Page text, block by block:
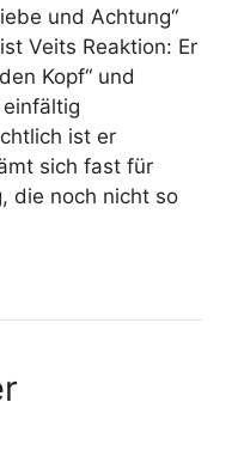
und Achtung“
Veits Reaktion: Er
Kopf“ und
ist er
sich fast für
die noch nicht so